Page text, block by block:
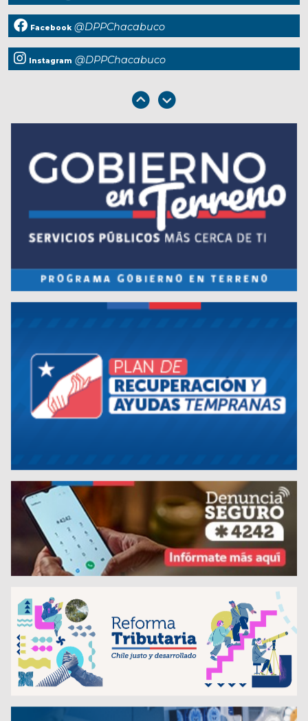
Facebook @DPPChacabuco
Instagram @DPPChacabuco